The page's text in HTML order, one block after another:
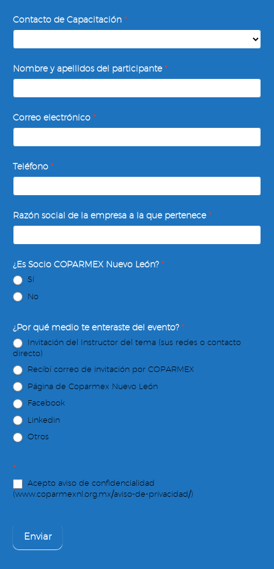
Juntas
Efectivas,
Facilitando
Reuniones
Contacto de Capacitación *
Nombre y apellidos del participante*
Correo electrónico *
Teléfono *
Razón social de la empresa a la que pertenece*
¿Es Socio COPARMEX Nuevo León? *
Sí
No
¿Por qué medio te enteraste del evento? *
Invitación del Instructor del tema (sus redes o contacto
directo)
Recibí correo de invitación por COPARMEX
Página de Coparmex Nuevo León
Facebook
Linkedin
Otros
*
Acepto aviso de confidencialidad
(www.coparmexnl.org.mx/aviso-de-privacidad/)
Enviar